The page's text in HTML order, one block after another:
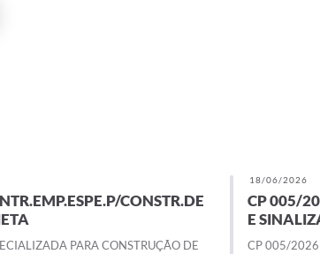
CONSTR.DE
PARA CONSTRUÇÃO DE
18/06/2026
CP 005/
E
CP 005/2026